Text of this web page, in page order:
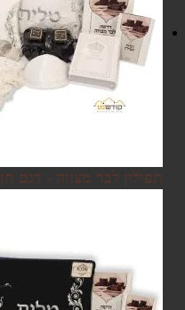
תפילין לבר מצווה - דגם חן